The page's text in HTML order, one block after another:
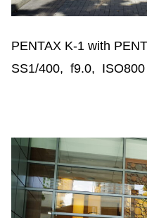
PENTAX K-1 with
SS1/400, f9.0, ISO800